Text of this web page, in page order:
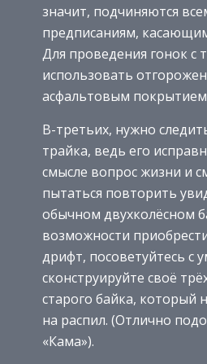
значит, подчиняются
предписаниям,
Для проведения гонок с
использовать
асфальтовым
В-третьих, нужно
трайка, ведь его
смысле вопрос жизни и
пытаться повторить
обычном двухколёсном
возможности
дрифт, посоветуйтесь с
сконструируйте своё
старого байка, который
на распил. (Отлично
«Кама»).